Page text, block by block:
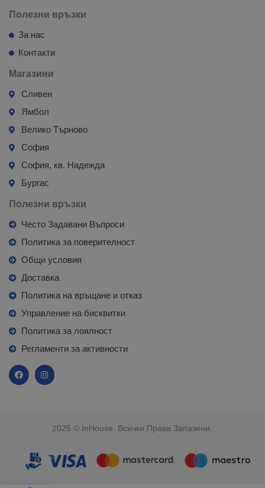
Полезни връзки
За нас
Контакти
Магазини
Сливен
Ямбол
Велико Търново
София
София, кв. Надежда
Бургас
Полезни връзки
Често Задавани Въпроси
Политика за поверителност
Общи условия
Доставка
Политика на връщане и отказ
Управление на бисквитки
Политика за лоялност
Регламенти за активности
2025 © InHouse. Всички Права Запазени.